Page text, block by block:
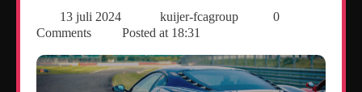
13 juli 2024 kuijer-fcagroup
0
Comments
Posted at 18:31